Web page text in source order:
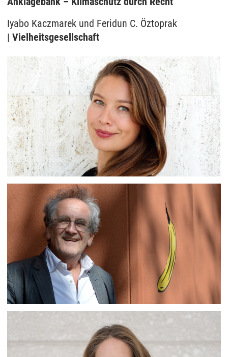
Iyabo Kaczmarek und Feridun C. Öztoprak
| Vielheitsgesellschaft